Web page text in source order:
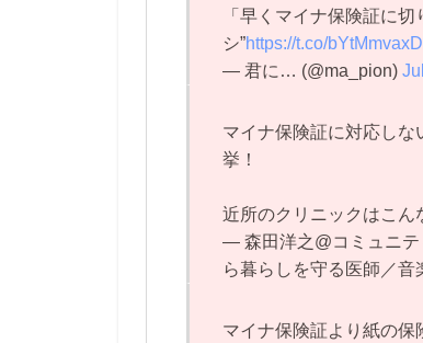
「早くマイナ保険証に
シ”https://t.co/
— 君に… (@ma_pion)
マイナ保険証に対応し
挙！
近所のクリニックはこ
— 森田洋之@コミュニテ
ら暮らしを守る医師／
マイナ保険証より紙の保